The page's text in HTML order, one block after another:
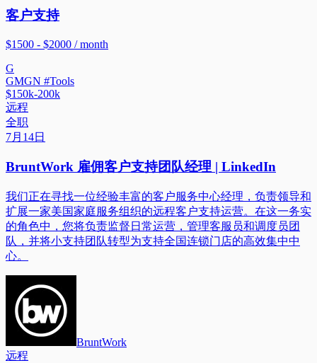
客户支持
$1500 - $2000 / month
G
GMGN #Tools
$150k-200k
远程
全职
7月14日
BruntWork 雇佣客户支持团队经理 | LinkedIn
我们正在寻找一位经验丰富的客户服务中心经理，负责领导和
扩展一家美国家庭服务组织的远程客户支持运营。在这一务实
的角色中，您将负责监督日常运营，管理客服员和调度员团
队，并将小支持团队转型为支持全国连锁门店的高效集中中
心。
BruntWork
远程